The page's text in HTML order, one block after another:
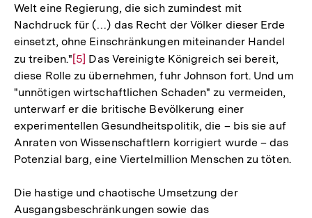
Welt eine Regierung, die sich zumindest mit
Nachdruck für (…) das Recht der Völker dieser Erde
einsetzt, ohne Einschränkungen miteinander Handel
zu treiben."Zur
Auflösung
der
Fußnote
[5] Das Vereinigte Königreich sei bereit,
diese Rolle zu übernehmen, fuhr Johnson fort. Und um
"unnötigen wirtschaftlichen Schaden" zu vermeiden,
unterwarf er die britische Bevölkerung einer
experimentellen Gesundheitspolitik, die – bis sie auf
Anraten von Wissenschaftlern korrigiert wurde – das
Potenzial barg, eine Viertelmillion Menschen zu töten.
Die hastige und chaotische Umsetzung der
Ausgangsbeschränkungen sowie das